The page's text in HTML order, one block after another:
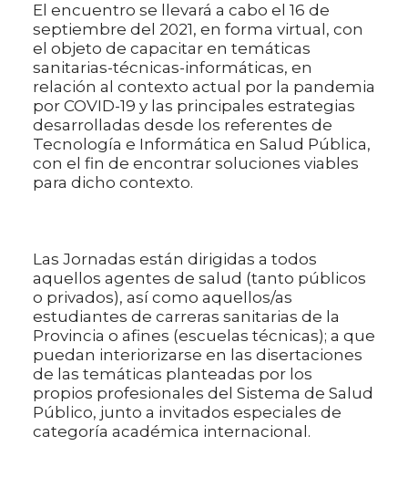
El encuentro se llevará a cabo el 16 de
septiembre del 2021, en forma virtual, con
el objeto de capacitar en temáticas
sanitarias-técnicas-informáticas, en
relación al contexto actual por la pandemia
por COVID-19 y las principales estrategias
desarrolladas desde los referentes de
Tecnología e Informática en Salud Pública,
con el fin de encontrar soluciones viables
para dicho contexto.
Las Jornadas están dirigidas a todos
aquellos agentes de salud (tanto públicos
o privados), así como aquellos/as
estudiantes de carreras sanitarias de la
Provincia o afines (escuelas técnicas); a que
puedan interiorizarse en las disertaciones
de las temáticas planteadas por los
propios profesionales del Sistema de Salud
Público, junto a invitados especiales de
categoría académica internacional.